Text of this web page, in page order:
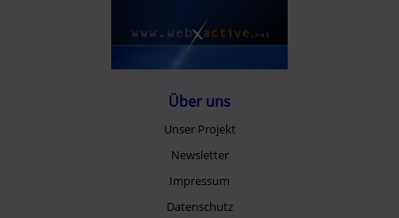
Über uns
Unser Projekt
Newsletter
Impressum
Datenschutz